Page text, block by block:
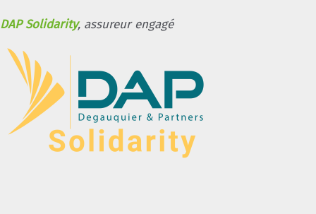
DAP Solidarity, assureur engagé